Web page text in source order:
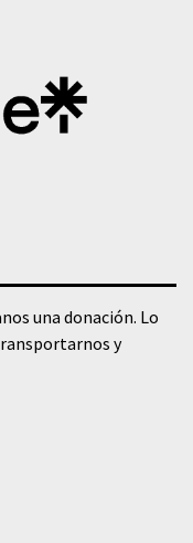
una donación. Lo
y